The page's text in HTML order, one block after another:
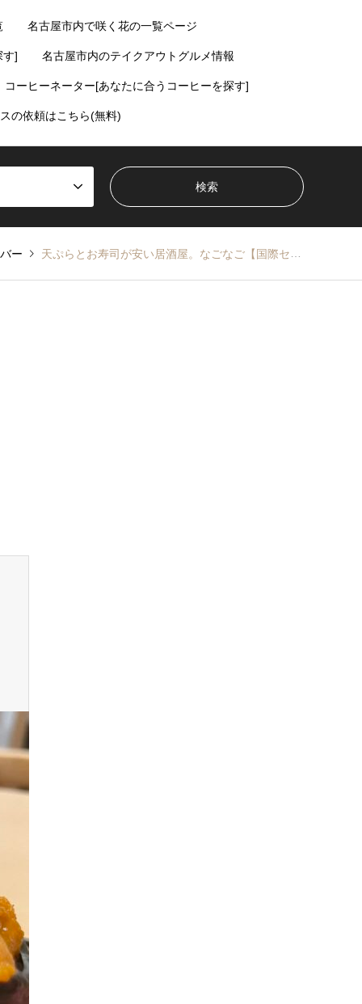
名古屋市内で咲く花の一覧ページ
す] 名古屋市内のテイクアウトグルメ情報
コーヒーネーター[あなたに合うコーヒーを探す]
の依頼はこちら(無料)
ー 天ぷらとお寿司が安い居酒屋。なごなご【国際センター】